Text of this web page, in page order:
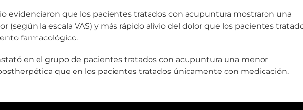
evidenciaron que los pacientes tratados con acupuntura mostraron una
(según la escala VAS) y más rápido alivio del dolor que los pacientes
farmacológico.
en el grupo de pacientes tratados con acupuntura una menor
que en los pacientes tratados únicamente con medicación.